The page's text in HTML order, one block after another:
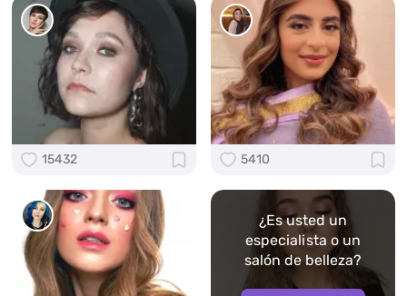
15432 5410
¿Es usted un
especialista o un
salón de belleza?